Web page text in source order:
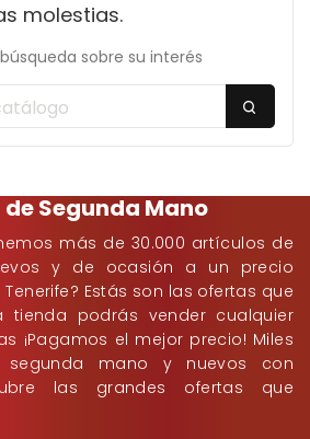
molestias.
sobre su interés
Segunda Mano
más de 30.000 artículos de
y de ocasión a un precio
Tenerife? Estás son las ofertas que
tienda podrás vender cualquier
¡Pagamos el mejor precio! Miles
mano y nuevos con
las grandes ofertas que